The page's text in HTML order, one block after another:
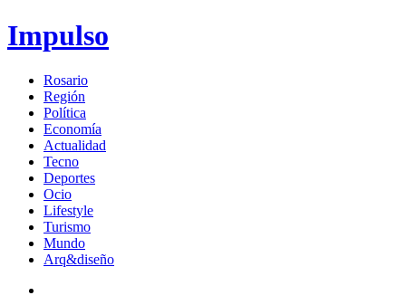
Impulso
Rosario
Región
Política
Economía
Actualidad
Tecno
Deportes
Ocio
Lifestyle
Turismo
Mundo
Arq&diseño